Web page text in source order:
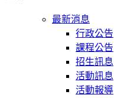
最新消息
行政公告
課程公告
招生訊息
活動訊息
活動報導